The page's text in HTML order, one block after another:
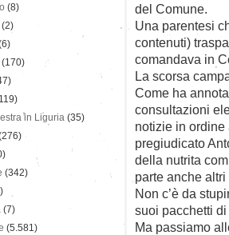
del Comune.
Una parentesi
contenuti)
comandava in
La scorsa
Come ha
consultazioni
notizie in
pregiudicato
della nutrita
parte anche altri
Non c’è da
suoi pacchetti di
Ma passiamo
(8)
(2)
(170)
in Liguria (35)
(342)
(7)
(5.581)